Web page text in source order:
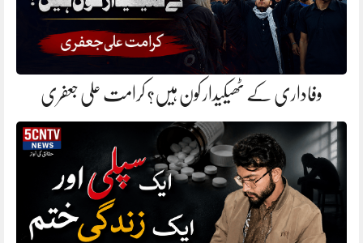
وفاداری کے ٹھیکیدار کون ہیں؟ کرامت علی جعفری